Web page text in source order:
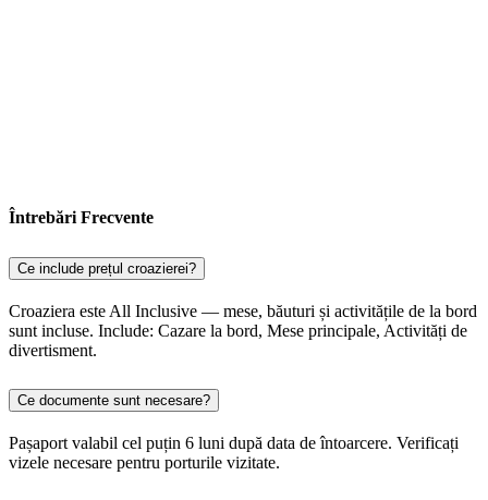
Întrebări Frecvente
Ce include prețul croazierei?
Croaziera este All Inclusive — mese, băuturi și activitățile de la bord
sunt incluse. Include: Cazare la bord, Mese principale, Activități de
divertisment.
Ce documente sunt necesare?
Pașaport valabil cel puțin 6 luni după data de întoarcere. Verificați
vizele necesare pentru porturile vizitate.